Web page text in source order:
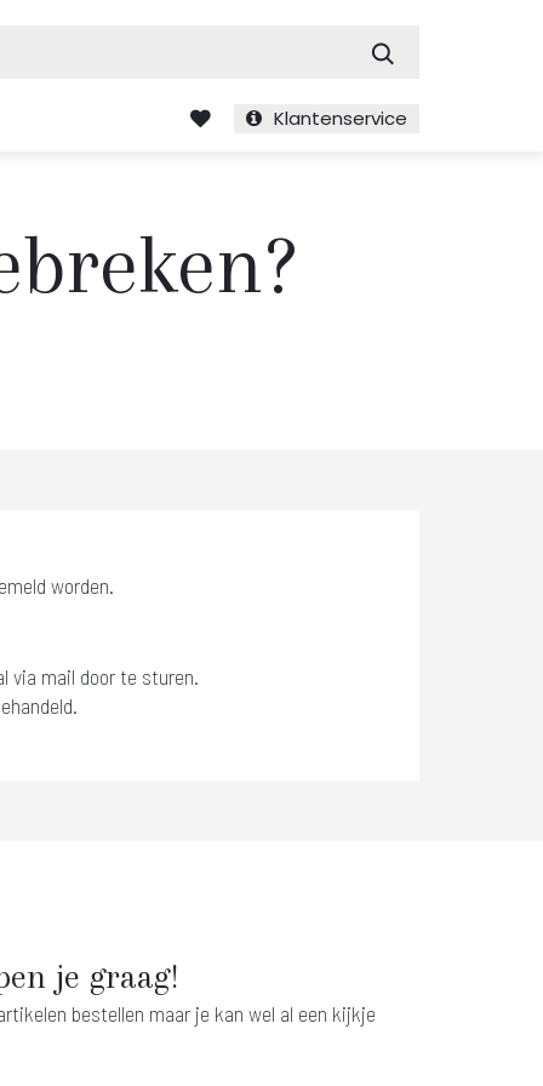
Klantenservice
worden.
via mail door te sturen.
je graag!
bestellen maar je kan wel al een kijkje